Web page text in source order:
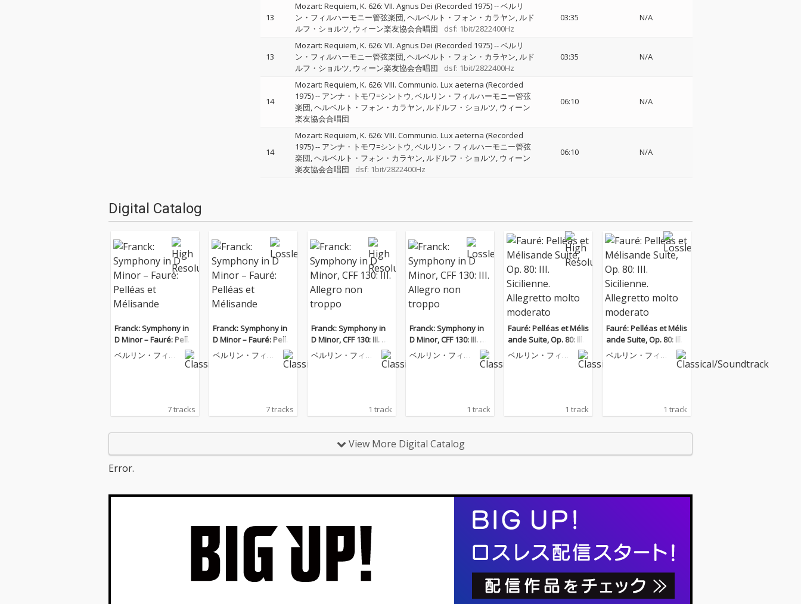
13
Mozart: Requiem, K. 626: VII. Agnus Dei (Recorded 1975)--ベルリ
ン・フィルハーモニー管弦楽団 ヘルベルト・フォン・カラヤン ルド
ルフ・ショルツ ウィーン楽友協会合唱団 dsf: 1bit/2822400Hz
03:35 N/A
13
Mozart: Requiem, K. 626: VII. Agnus Dei (Recorded 1975)--ベルリ
ン・フィルハーモニー管弦楽団 ヘルベルト・フォン・カラヤン ルド
ルフ・ショルツ ウィーン楽友協会合唱団 dsf: 1bit/2822400Hz
03:35 N/A
14
Mozart: Requiem, K. 626: VIII. Communio. Lux aeterna (Recorded
1975)-- アンナ・トモワ=シントウ ベルリン・フィルハーモニー管弦
楽団 ヘルベルト・フォン・カラヤン ルドルフ・ショルツ ウィーン
楽友協会合唱団
06:10 N/A
14
Mozart: Requiem, K. 626: VIII. Communio. Lux aeterna (Recorded
1975)-- アンナ・トモワ=シントウ ベルリン・フィルハーモニー管弦
楽団 ヘルベルト・フォン・カラヤン ルドルフ・ショルツ ウィーン
楽友協会合唱団
dsf: 1bit/2822400Hz
06:10 N/A
Digital Catalog
Franck: Symphony in
D Minor – Fauré: Pellé
as et Mélisande
ベルリン・フィル
7 tracks
Franck: Symphony in
D Minor – Fauré: Pellé
as et Mélisande
ベルリン・フィル
7 tracks
Franck: Symphony in
D Minor, CFF 130: III. All
egro non troppo
ベルリン・フィル
1 track
Franck: Symphony in
D Minor, CFF 130: III. All
egro non troppo
ベルリン・フィル
1 track
Fauré: Pelléas et Mélis
ande Suite, Op. 80: III.
Sicilienne. Allegretto m
olto moderato
ベルリン・フィル
1 track
Fauré: Pelléas et Mélis
ande Suite, Op. 80: III.
Sicilienne. Allegretto m
olto moderato
ベルリン・フィル
1 track
View More Digital Catalog
Error.